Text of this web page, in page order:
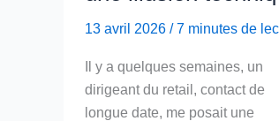
13 avril 2026 /7 minutes de
Il y a quelques semaines, un
dirigeant du retail, contact de
longue date, me posait une